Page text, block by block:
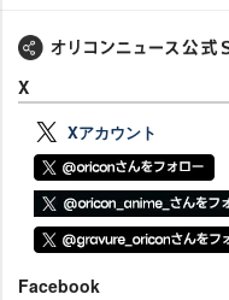
X
Xアカウント
Facebook